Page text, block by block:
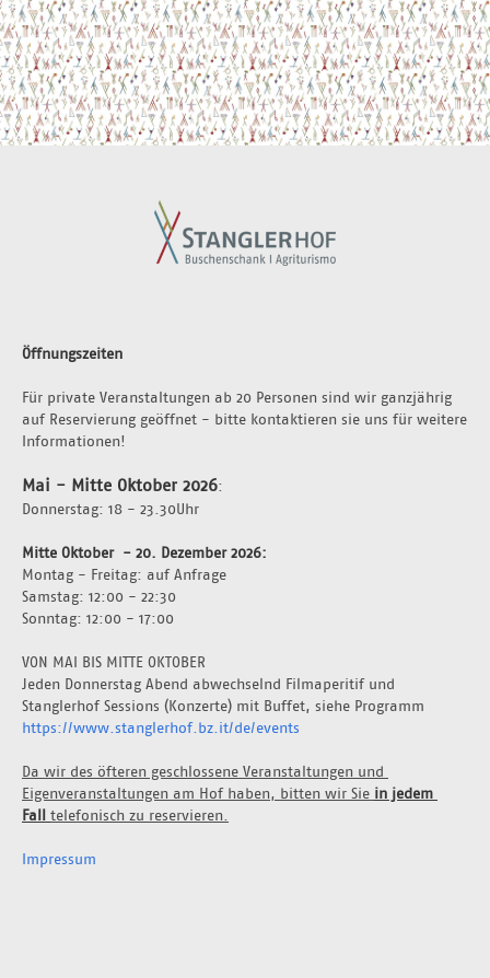
Öffnungszeiten
Für private Veranstaltungen ab 20 Personen sind wir ganzjährig
auf Reservierung geöffnet - bitte kontaktieren sie uns für weitere
Informationen!
Mai - Mitte Oktober 2026:
Donnerstag: 18 - 23.30Uhr
Mitte Oktober  - 20. Dezember 2026:
Montag - Freitag: auf Anfrage
Samstag: 12:00 - 22:30
Sonntag: 12:00 - 17:00
VON MAI BIS MITTE OKTOBER
Jeden Donnerstag Abend abwechselnd Filmaperitif und
https://www.stanglerhof.bz.it/de/events
Da wir des öfteren geschlossene Veranstaltungen und
Eigenveranstaltungen am Hof haben, bitten wir Sie in jedem
Fall telefonisch zu reservieren.
Impressum